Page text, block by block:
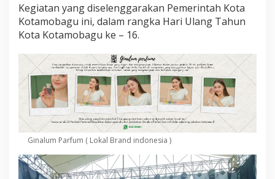
3
Kegiatan yang diselenggarakan Pemerintah Kota
Kotamobagu ini, dalam rangka Hari Ulang Tahun
Kota Kotamobagu ke – 16.
Ginalum Parfum ( Lokal Brand indonesia )